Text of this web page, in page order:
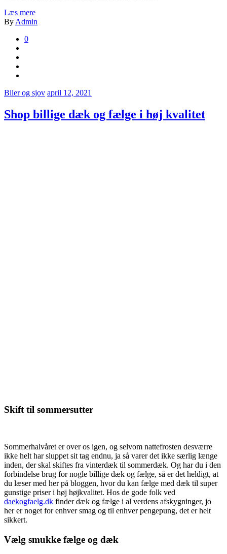
Læs mere
By Admin
0
Biler og sjov april 12, 2021
Shop billige dæk og fælge i høj kvalitet
Skift til sommersutter
Sommerhalvåret er over os igen, og selvom nattefrosten desværre
ikke helt har sluppet sit tag endnu, ja så varer det ikke særlig længe
inden, der skal skiftes fra vinterdæk til sommerdæk. Og har du i den
forbindelse brug for nogle billige dæk og fælge, så er det heldigt, at
du læser med her på bloggen, hvor du kan fælge med dæk til super
gunstige priser i høj højkvalitet. Hos de gode folk ved
daekogfaelg.dk finder dæk og fælge i al verdens afskygninger, jo
her er noget for enhver smag og til enhver pengepung, det er helt
sikkert.
Vælg smukke fælge og dæk